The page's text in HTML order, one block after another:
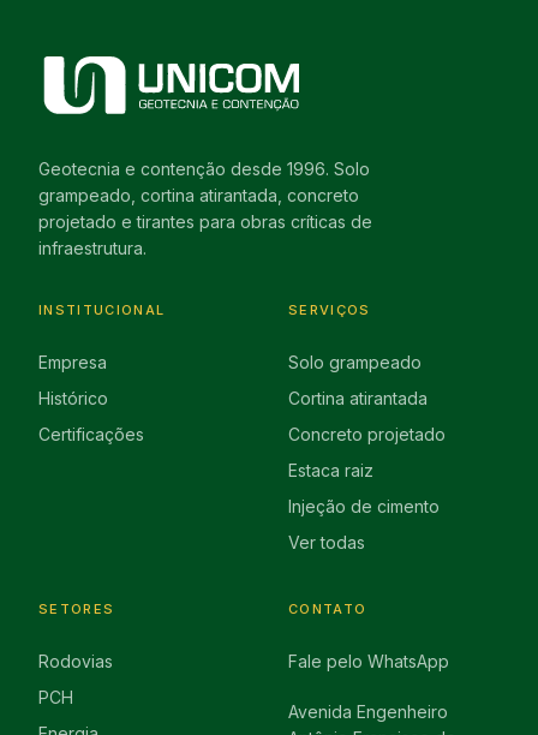
Geotecnia e contenção desde 1996. Solo
grampeado, cortina atirantada, concreto
projetado e tirantes para obras críticas de
infraestrutura.
INSTITUCIONAL
Empresa
Histórico
Certificações
SERVIÇOS
Solo grampeado
Cortina atirantada
Concreto projetado
Estaca raiz
Injeção de cimento
Ver todas
SETORES
Rodovias
PCH
CONTATO
Fale pelo WhatsApp
Avenida Engenheiro